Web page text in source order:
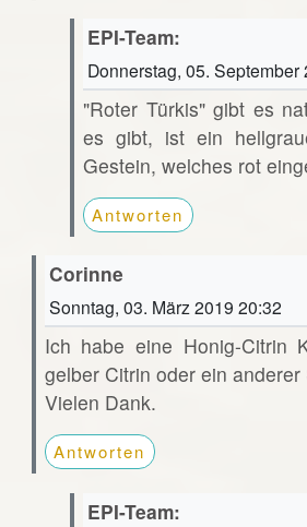
EPI-Team:
Donnerstag, 05. September
"Roter Türkis" gibt es
es gibt, ist ein
Gestein, welches rot
Antworten
Corinne
Sonntag, 03. März 2019 20:32
Ich habe eine Honig-Citrin
gelber Citrin oder ein anderer
Vielen Dank.
Antworten
EPI-Team: